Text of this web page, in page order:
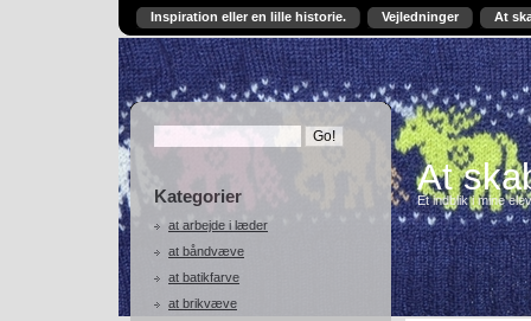
Inspiration eller en lille historie. Vejledninger At
Kategorier
at arbejde i læder
at båndvæve
at batikfarve
at brikvæve
At
Et indblik i mine